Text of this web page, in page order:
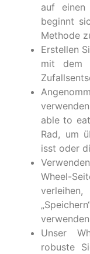
auf einen
beginnt
Methode
Erstellen
mit dem
able to
Rad, um
isst oder
Wheel-
Unser
robuste